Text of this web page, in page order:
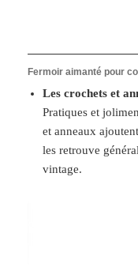
Fermoir aimanté pour
Les crochets et
Pratiques et
et anneaux
les retrouve
vintage.